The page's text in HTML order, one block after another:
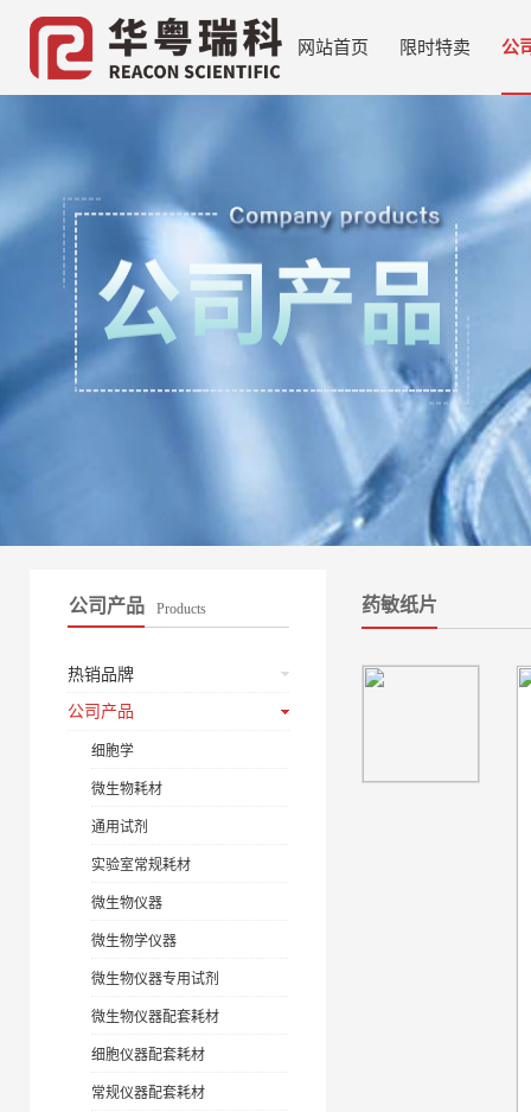
网站首页 限时特卖 公
公司产品 Products
热销品牌
公司产品
细胞学
微生物耗材
通用试剂
实验室常规耗材
微生物仪器
微生物学仪器
微生物仪器专用试剂
微生物仪器配套耗材
细胞仪器配套耗材
常规仪器配套耗材
药敏纸片